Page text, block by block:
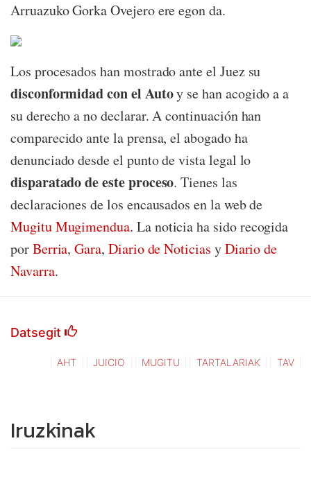
Arruazuko Gorka Ovejero ere egon da.
Los procesados han mostrado ante el Juez su
disconformidad con el Autoy se han acogido a a
su derecho a no declarar. A continuación han
comparecido ante la prensa, el abogado ha
denunciado desde el punto de vista legal lo
disparatado de este proceso. Tienes las
declaraciones de los encausados en la web de
Mugitu Mugimendua. La noticia ha sido recogida
porBerria,Gara, Diario de Noticias yDiario de
Navarra.
Datsegit
AHT JUICIO MUGITU TARTALARIAK TAV
Iruzkinak